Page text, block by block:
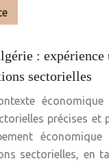
:
sectorielles
précises
sectorielles, en